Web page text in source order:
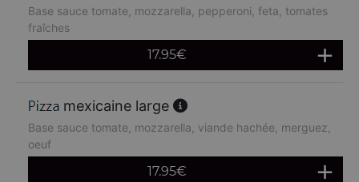
Base sauce tomate, mozzarella, pepperoni, feta, tomates
fraîches
17.95€
mexicaine large
Base sauce tomate, mozzarella, viande hachée, merguez,
oeuf
17.95€